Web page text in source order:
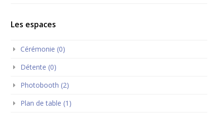
Les espaces
Cérémonie (0)
Détente (0)
Photobooth (2)
Plan de table (1)